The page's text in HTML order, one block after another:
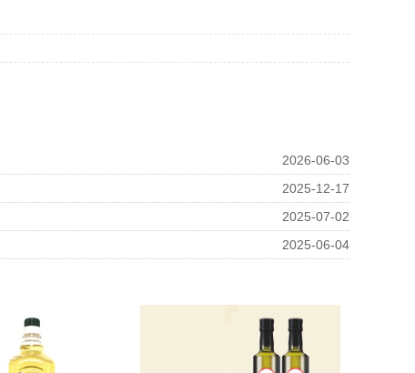
2026-06-03
2025-12-17
2025-07-02
2025-06-04